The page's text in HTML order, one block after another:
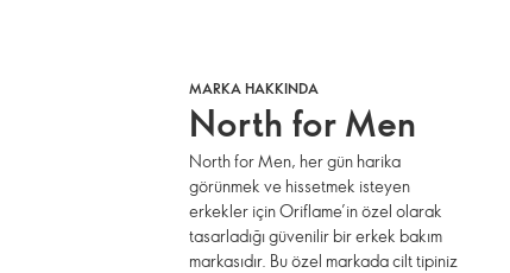
MARKA HAKKINDA
North for Men
North for Men, her gün harika
görünmek ve hissetmek isteyen
erkekler için Oriflame’in özel olarak
tasarladığı güvenilir bir erkek bakım
markasıdır. Bu özel markada cilt tipiniz